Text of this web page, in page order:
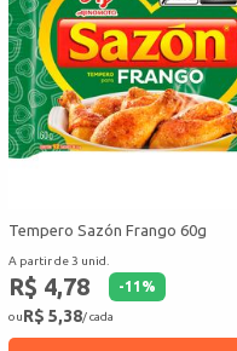
Tempero Sazón Frango 60g
A partir de 3 unid.
R$ 4,78 -11 %
ouR$ 5,38/ cada